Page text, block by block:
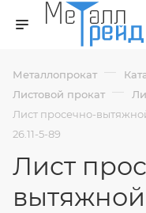
Металлопрокат —
Листовой прокат —
Лист просечно-
26.11-5-89
Лист